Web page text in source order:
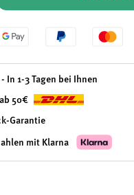
In 1-3 Tagen bei Ihnen
50€
Garantie
mit Klarna